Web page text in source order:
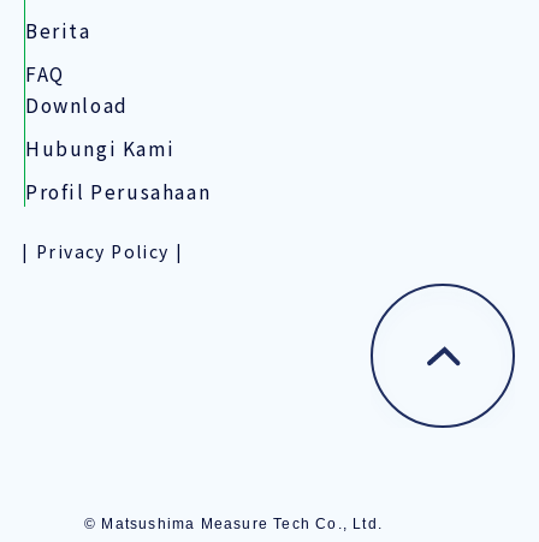
Berita
FAQ
Download
Hubungi Kami
Profil Perusahaan
Privacy Policy
© Matsushima Measure Tech Co., Ltd.